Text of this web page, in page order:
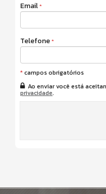
Email
Telefone
*campos obrigatórios
Ao enviar você está
privacidade.